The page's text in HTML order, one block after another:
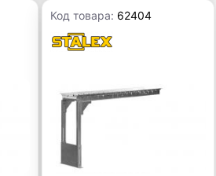
Код товара: 62404